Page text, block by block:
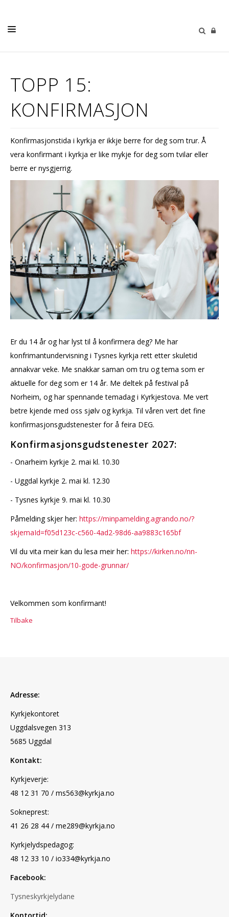
BORN OG UNGE
KYRKJELYDANE
KONTAKT
TOPP 15:
KONFIRMASJON
Konfirmasjonstida i kyrkja er ikkje berre for deg som trur. Å
vera konfirmant i kyrkja er like mykje for deg som tvilar eller
berre er nysgjerrig.
Er du 14 år og har lyst til å konfirmera deg? Me har
konfrimantundervisning i Tysnes kyrkja rett etter skuletid
annakvar veke. Me snakkar saman om tru og tema som er
aktuelle for deg som er 14 år. Me deltek på festival på
Norheim, og har spennande temadag i Kyrkjestova. Me vert
betre kjende med oss sjølv og kyrkja. Til våren vert det fine
konfirmasjonsgudstenester for å feira DEG.
Konfirmasjonsgudstenester 2027:
- Onarheim kyrkje 2. mai kl. 10.30
- Uggdal kyrkje 2. mai kl. 12.30
- Tysnes kyrkje 9. mai kl. 10.30
Påmelding skjer her: https://minpamelding.agrando.no/?
skjemaId=f05d123c-c560-4ad2-98d6-aa9883c165bf
Vil du vita meir kan du lesa meir her: https://kirken.no/nn-
NO/konfirmasjon/10-gode-grunnar/
Velkommen som konfirmant!
Tilbake
Adresse:
Kyrkjekontoret
Uggdalsvegen 313
5685 Uggdal
Kontakt:
Kyrkjeverje:
48 12 31 70 / ms563@kyrkja.no
Sokneprest:
41 26 28 44 / me289@kyrkja.no
Kyrkjelydspedagog:
48 12 33 10 / io334@kyrkja.no
Facebook:
Tysneskyrkjelydane